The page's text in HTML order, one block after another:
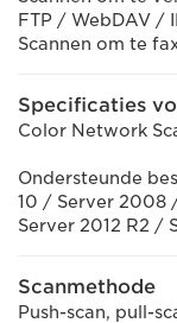
FTP / WebDAV /
Scannen om te
Specificaties
Color Network
Ondersteunde
10 / Server 2008
Server 2012 R2 /
Scanmethode
Push-scan, pull-